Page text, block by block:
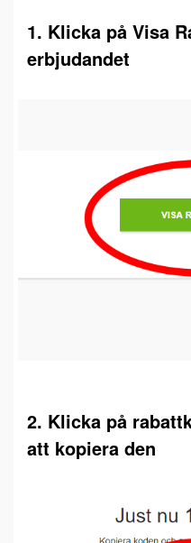
1. Klicka på Visa
erbjudandet
2. Klicka på
att kopiera den